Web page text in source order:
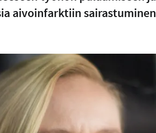
aivoinfarktiin sairastuminen